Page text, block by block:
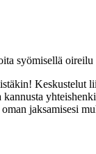
syömisellä oireilu
Keskustelut
jaksamisesi